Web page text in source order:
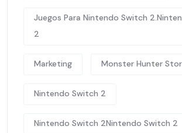
Juegos Para Nintendo Switch
2
Marketing Monster Hunter
Nintendo Switch 2
Nintendo Switch 2Nintendo Switch 2